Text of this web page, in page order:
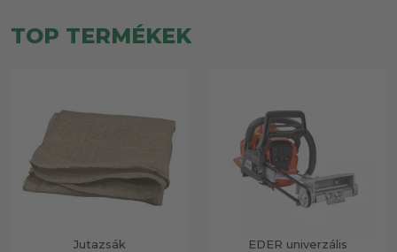
TOP TERMÉKEK
Jutazsák
EDER univerzális